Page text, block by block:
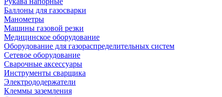
Баллоны для газосварки
Манометры
Машины газовой резки
Медицинское оборудование
Оборудование для газораспределительных систем
Сетевое оборудование
Сварочные аксессуары
Инструменты сварщика
Электрододержатели
Клеммы заземления